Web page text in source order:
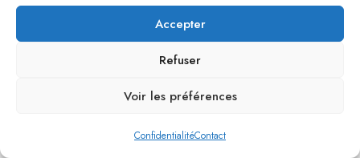
Accepter
Refuser
Voir les préférences
ConfidentialitéContact
personnaliser votre boutique selon vos besoins.
Un autre logiciel incontournable est
entreprises de grande taille grâce à ses fonctionnalités